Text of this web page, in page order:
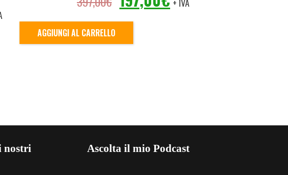
PREZZO
ERA:
PREZZO
+ IVA
AGGIUNGI AL CARRELLO
nostri
Ascolta il mio Podcast